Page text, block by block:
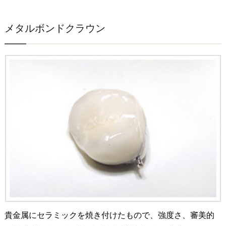
メタルボンドクラウン
貴金属にセラミックを焼き付けたもので、強度さ、審美的